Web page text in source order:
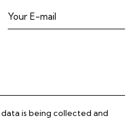
is being collected and